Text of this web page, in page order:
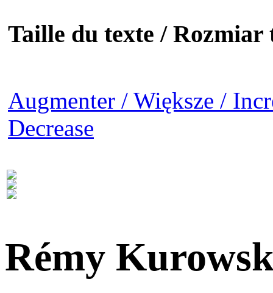
Taille du texte / Rozmiar
Augmenter / Większe /
Decrease
Rémy